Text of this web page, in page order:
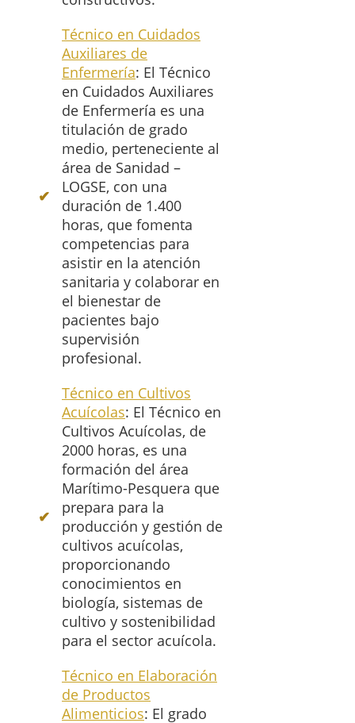
Técnico en Cuidados
Auxiliares de
Enfermería: El Técnico
en Cuidados Auxiliares
de Enfermería es una
titulación de grado
medio, perteneciente al
área de Sanidad –
LOGSE, con una
duración de 1.400
horas, que fomenta
competencias para
asistir en la atención
sanitaria y colaborar en
el bienestar de
pacientes bajo
supervisión
profesional.
Técnico en Cultivos
Acuícolas: El Técnico en
Cultivos Acuícolas, de
2000 horas, es una
formación del área
Marítimo-Pesquera que
prepara para la
producción y gestión de
cultivos acuícolas,
proporcionando
conocimientos en
biología, sistemas de
cultivo y sostenibilidad
para el sector acuícola.
Técnico en Elaboración
de Productos
Alimenticios: El grado